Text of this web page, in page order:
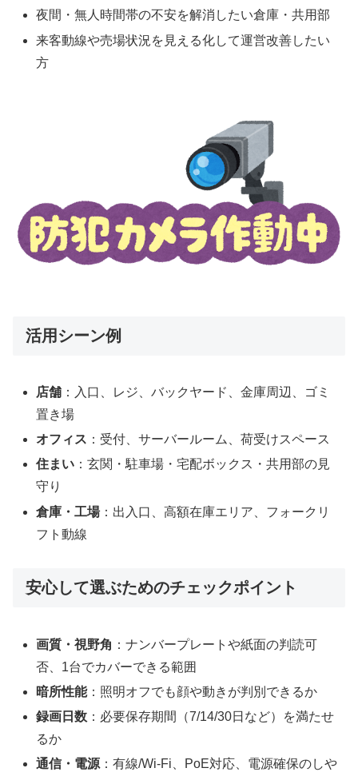
夜間・無人時間帯の不安を解消したい倉庫・共用部
来客動線や売場状況を見える化して運営改善したい
方
活用シーン例
店舗 ：入口、レジ、バックヤード、金庫周辺、ゴミ
置き場
オフィス ：受付、サーバールーム、荷受けスペース
住まい ：玄関・駐車場・宅配ボックス・共用部の見
守り
倉庫・工場：出入口、高額在庫エリア、フォークリ
フト動線
安心して選ぶためのチェックポイント
画質・視野角 ：ナンバープレートや紙面の判読可
否、1台でカバーできる範囲
暗所性能：照明オフでも顔や動きが判別できるか
録画日数 ：必要保存期間（7/14/30日など）を満たせ
るか
通信・電源 ：有線/Wi-Fi、PoE対応、電源確保のしや